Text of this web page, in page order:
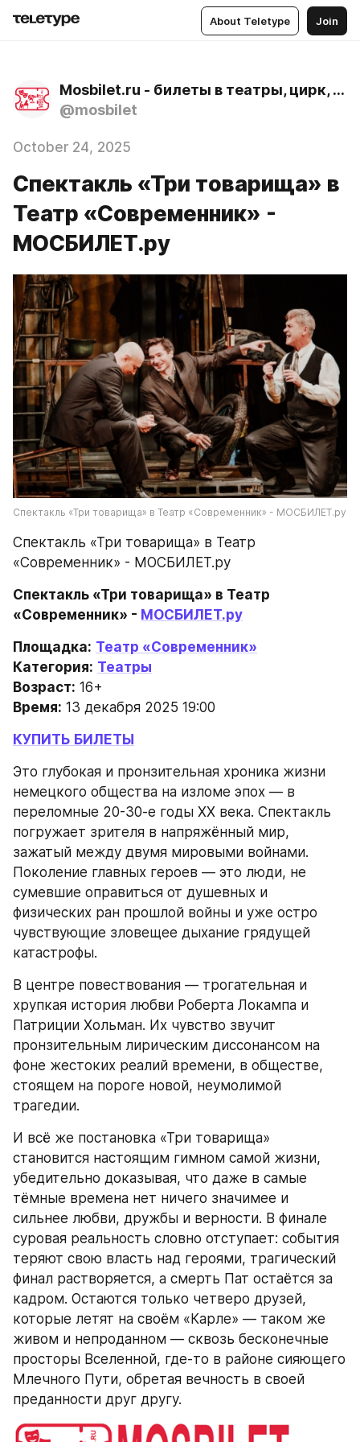
About Teletype Join
Mosbilet.ru - билеты в театры, цирк, музеи и концертные залы Москвы
@mosbilet
October 24, 2025
Спектакль «Три товарища» в
Театр «Современник» -
МОСБИЛЕТ.ру
Спектакль «Три товарища» в Театр «Современник» - МОСБИЛЕТ.ру
Спектакль «Три товарища» в Театр
«Современник» - МОСБИЛЕТ.ру
Спектакль «Три товарища» в Театр
«Современник» - МОСБИЛЕТ.ру
Площадка: Театр «Современник»
Категория: Театры
Возраст: 16+
Время: 13 декабря 2025 19:00
КУПИТЬ БИЛЕТЫ
Это глубокая и пронзительная хроника жизни
немецкого общества на изломе эпох — в
переломные 20-30-е годы ХХ века. Спектакль
погружает зрителя в напряжённый мир,
зажатый между двумя мировыми войнами.
Поколение главных героев — это люди, не
сумевшие оправиться от душевных и
физических ран прошлой войны и уже остро
чувствующие зловещее дыхание грядущей
катастрофы.
В центре повествования — трогательная и
хрупкая история любви Роберта Локампа и
Патриции Хольман. Их чувство звучит
пронзительным лирическим диссонансом на
фоне жестоких реалий времени, в обществе,
стоящем на пороге новой, неумолимой
трагедии.
И всё же постановка «Три товарища»
становится настоящим гимном самой жизни,
убедительно доказывая, что даже в самые
тёмные времена нет ничего значимее и
сильнее любви, дружбы и верности. В финале
суровая реальность словно отступает: события
теряют свою власть над героями, трагический
финал растворяется, а смерть Пат остаётся за
кадром. Остаются только четверо друзей,
которые летят на своём «Карле» — таком же
живом и непроданном — сквозь бесконечные
просторы Вселенной, где-то в районе сияющего
Млечного Пути, обретая вечность в своей
преданности друг другу.